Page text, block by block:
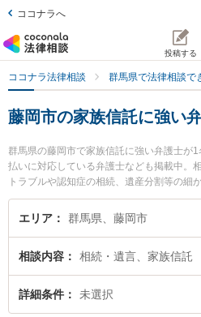
ココナラへ
投稿する
ココナラ法律相談 群馬県で法律相談で
藤岡市の家族信託に強い
群馬県の藤岡市で家族信託に強い弁護士が
払いに対応している弁護士なども掲載中。
トラブルや認知症の相続、遺産分割等の細
利です。特に小林法律事務所の小林 智昭
用、強みなどが注目されています。『藤岡
る藤岡市内の弁護士に相談予約したい』な
です。
エリア 群馬県、藤岡市
相談内容 相続・遺言、家族信託
詳細条件 未選択